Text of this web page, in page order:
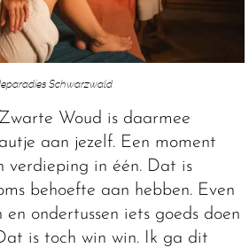
Schwarzwald
Woud is daarmee
aan jezelf. Een moment
verdieping in één. Dat is
behoefte aan hebben. Even
ondertussen iets goeds doen
is toch win win. Ik ga dit